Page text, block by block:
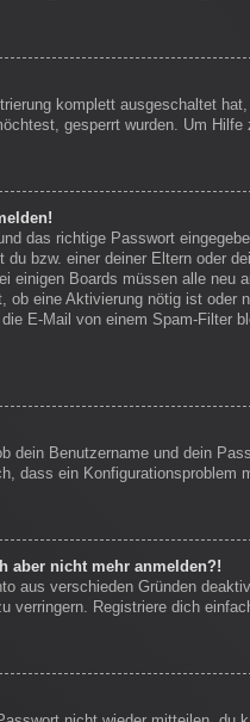
komplett ausgeschaltet
gesperrt wurden. Um
das richtige Passwort
bzw. einer deiner Eltern oder
einigen Boards müssen alle
eine Aktivierung nötig ist
E-Mail von einem Spam-Filter
dein Benutzername und dein
dass ein Konfigurationsproblem
aber nicht mehr anmelden?!
aus verschieden Gründen
verringern. Registriere dich